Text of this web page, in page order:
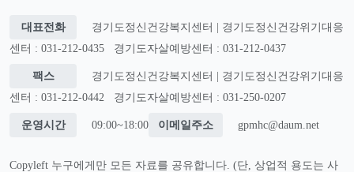
대표전화
경기도정신건강복지센터 | 경기도정신건강위기대응
센터 : 031-212-0435
경기도자살예방센터 : 031-212-0437
팩스
경기도정신건강복지센터 | 경기도정신건강위기대응
센터 : 031-212-0442
경기도자살예방센터 : 031-250-0207
운영시간 09:00~18:00 이메일주소 gpmhc@daum.net
Copyleft 누구에게만 모든 자료를 공유합니다. (단, 상업적 용도는 사